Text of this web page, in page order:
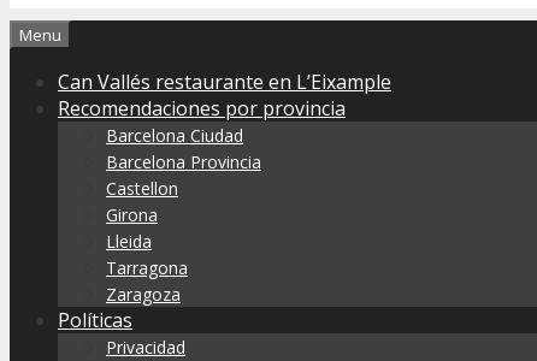
Menu
Can Vallés restaurante en L’Eixample
Recomendaciones por provincia
Barcelona Ciudad
Barcelona Provincia
Castellon
Girona
Lleida
Tarragona
Zaragoza
Políticas
Privacidad